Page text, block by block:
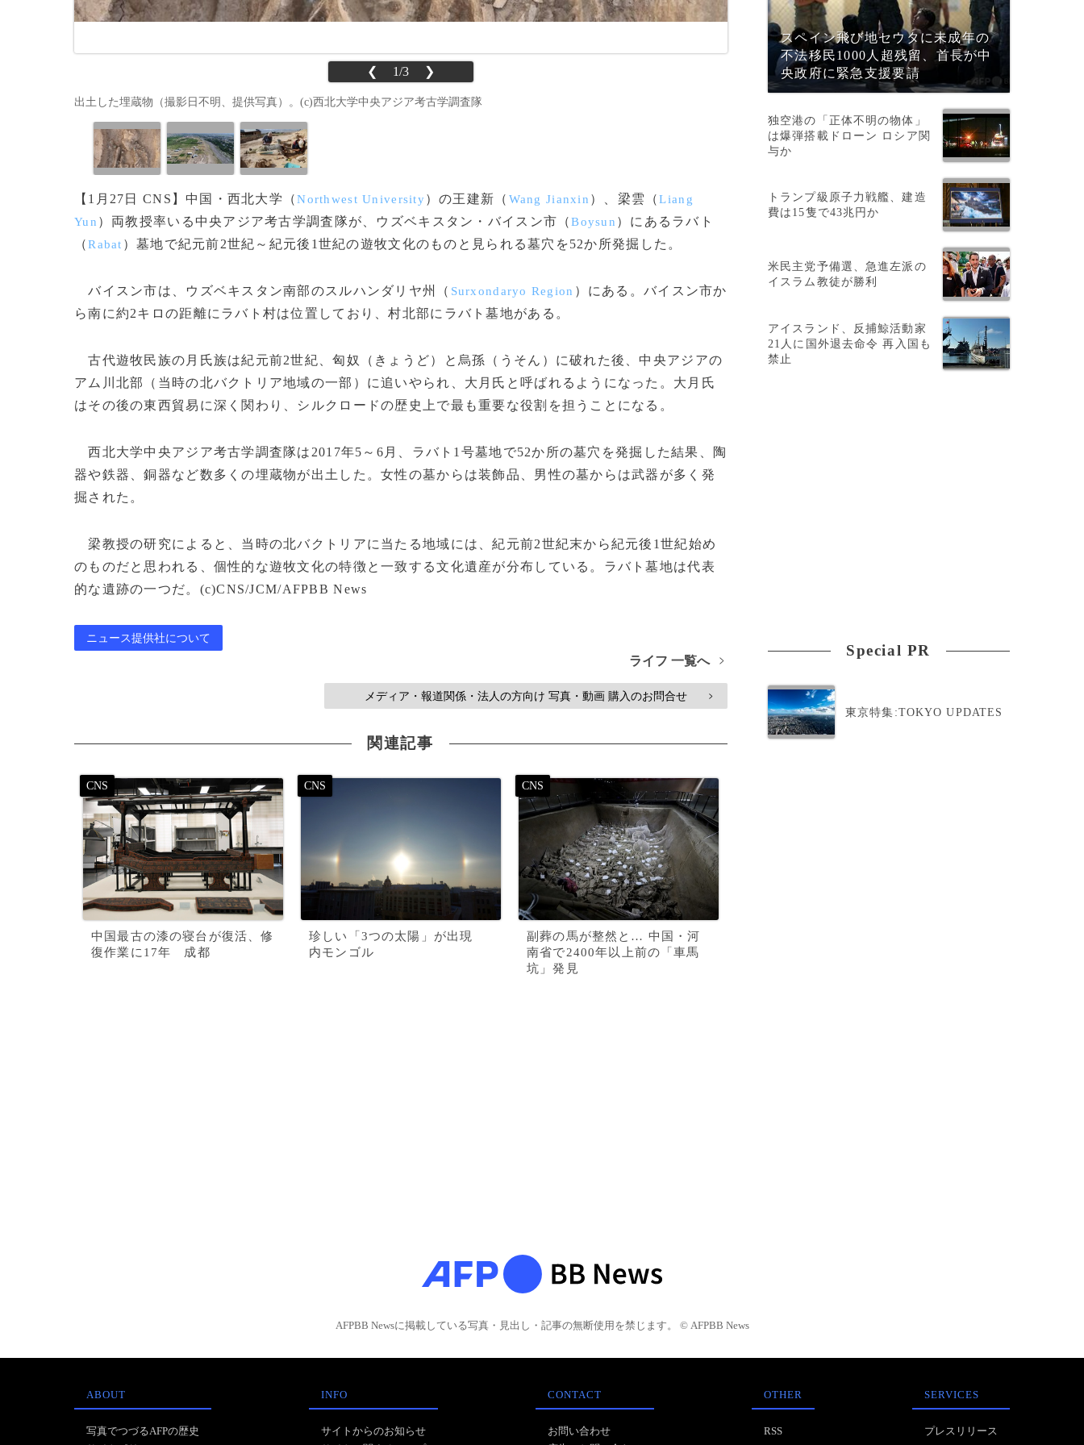
❮ 1/3 ❯
出土した埋蔵物（撮影日不明、提供写真）。(c)西北大学中央アジア考古学調査隊
【1月27日 CNS】中国・西北大学（Northwest University）の王建新（ Wang Jianxin ）、梁雲（Liang
Yun ）両教授率いる中央アジア考古学調査隊が、ウズベキスタン・バイスン市（Boysun ）にあるラバト
（Rabat ）墓地で紀元前2世紀～紀元後1世紀の遊牧文化のものと見られる墓穴を52か所発掘した。
バイスン市は、ウズベキスタン南部のスルハンダリヤ州（ Surxondaryo Region ）にある。バイスン市か
ら南に約2キロの距離にラバト村は位置しており、村北部にラバト墓地がある。
古代遊牧民族の月氏族は紀元前2世紀、匈奴（きょうど）と烏孫（うそん）に破れた後、中央アジアの
アム川北部（当時の北バクトリア地域の一部）に追いやられ、大月氏と呼ばれるようになった。大月氏
はその後の東西貿易に深く関わり、シルクロードの歴史上で最も重要な役割を担うことになる。
西北大学中央アジア考古学調査隊は2017年5～6月、ラバト1号墓地で52か所の墓穴を発掘した結果、陶
器や鉄器、銅器など数多くの埋蔵物が出土した。女性の墓からは装飾品、男性の墓からは武器が多く発
掘された。
梁教授の研究によると、当時の北バクトリアに当たる地域には、紀元前2世紀末から紀元後1世紀始め
のものだと思われる、個性的な遊牧文化の特徴と一致する文化遺産が分布している。ラバト墓地は代表
的な遺跡の一つだ。(c)CNS/JCM/AFPBB News
ニュース提供社について
ライフ 一覧へ >
メディア・報道関係・法人の方向け 写真・動画 購入のお問合せ >
関連記事
中国最古の漆の寝台が復活、修
復作業に17年 成都
珍しい「3つの太陽」が出現
内モンゴル
副葬の馬が整然と… 中国・河
南省で2400年以上前の「車馬
坑」発見
スペイン飛び地セウタに未成年の
不法移民1000人超残留、首長が中
央政府に緊急支援要請
独空港の「正体不明の物体」
は爆弾搭載ドローン ロシア関
与か
トランプ級原子力戦艦、建造
費は15隻で43兆円か
米民主党予備選、急進左派の
イスラム教徒が勝利
アイスランド、反捕鯨活動家
21人に国外退去命令 再入国も
禁止
Special PR
東京特集:TOKYO UPDATES
AFPBB Newsに掲載している写真・見出し・記事の無断使用を禁じます。 © AFPBB News
ABOUT
写真でつづるAFPの歴史
INFO
サイトからのお知らせ
CONTACT
お問い合わせ
OTHER
RSS
SERVICES
プレスリリース